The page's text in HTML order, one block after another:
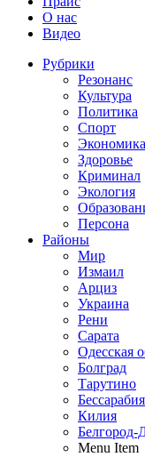
О нас
Видео
Рубрики
Резонанс
Культура
Политика
Спорт
Экономика
Здоровье
Криминал
Экология
Персона
Районы
Мир
Измаил
Арциз
Украина
Рени
Сарата
Одесская
Болград
Тарутино
Бессарабия
Килия
Белгород-
Menu Item